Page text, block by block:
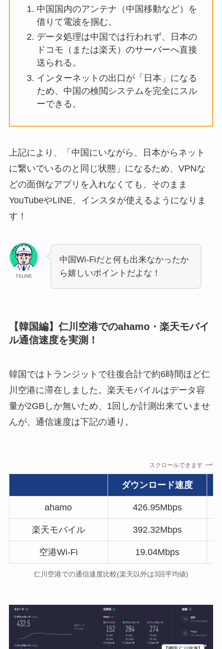
中国国内のアンテナ（中国移動など）を
借りて電波を掴む。
データ処理は中国では行われず、日本の
ドコモ（または楽天）のサーバーへ直接
送られる。
インターネットの出口が「日本」になる
ため、中国の検閲システムを完全にスル
ーできる。
上記により、「中国にいながら、日本からネット
に繋いでいるのと同じ状態」になるため、VPNな
どの面倒なアプリを入れなくても、そのまま
YouTubeやLINE、インスタが使えるようになりま
す！
TSUNE
中国Wi-Fiだと何も出来なかったか
ら嬉しいポイントだよな！
【韓国編】仁川空港でのahamo・楽天モバイ
ル通信速度を実測！
韓国ではトランジットで往復合計で約6時間ほど仁
川空港に滞在しました。楽天モバイルはデータ容
量が2GBしか無いため、1回しか計測出来ていませ
んが、通信速度は下記の通り。
スクロールできます
ダウンロード速度
ahamo 426.95Mbps
楽天モバイル 392.32Mbps
空港Wi-Fi 19.04Mbps
仁川空港での通信速度比較(楽天以外は3回平均値)